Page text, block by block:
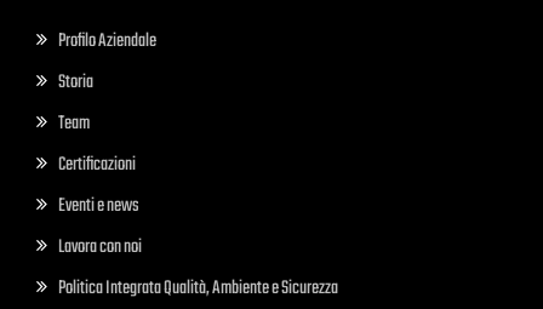
Profilo Aziendale
Storia
Team
Certificazioni
Eventi e news
Lavora con noi
Politica Integrata Qualità, Ambiente e Sicurezza